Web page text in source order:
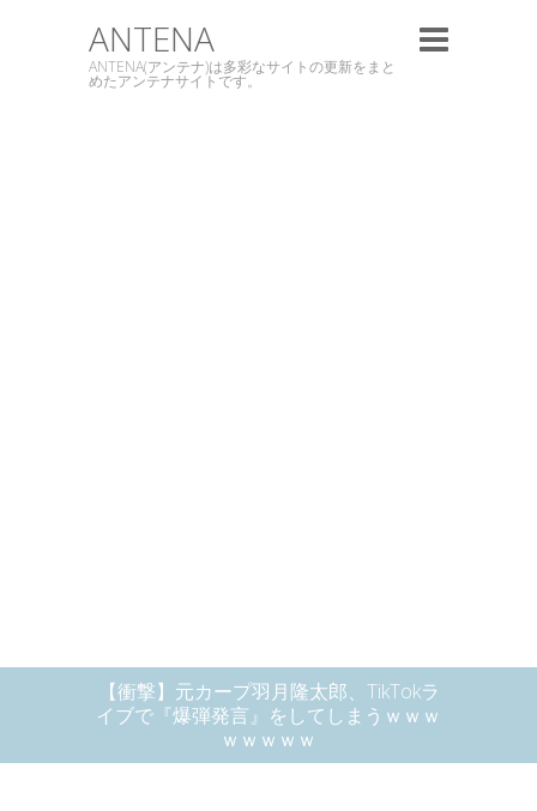
ANTENA
ANTENA(アンテナ)は多彩なサイトの更新をまと
めたアンテナサイトです。
【衝撃】元カープ羽月隆太郎、TikTokラ
イブで『爆弾発言』をしてしまうｗｗｗ
ｗｗｗｗｗ